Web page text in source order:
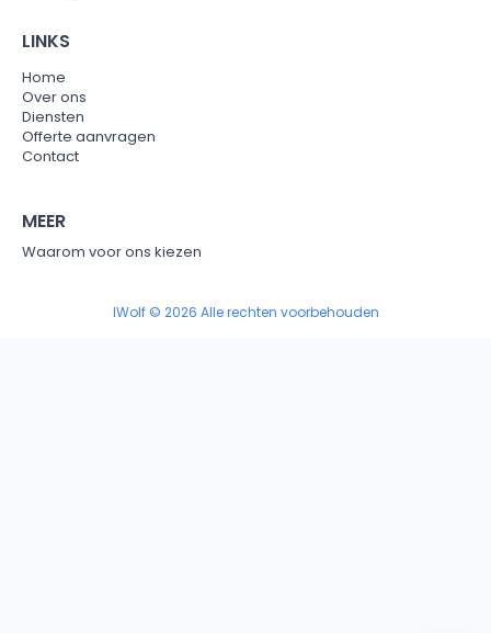
LINKS
Home
Over ons
Diensten
Offerte aanvragen
Contact
MEER
Waarom voor ons kiezen
IWolf © 2026 Alle rechten voorbehouden